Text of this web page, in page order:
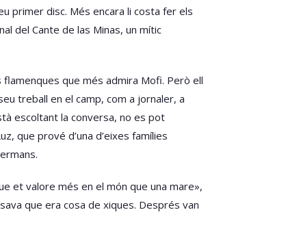
primer disc. Més encara li costa fer els
del Cante de las Minas, un mític
flamenques que més admira Mofi. Però ell
treball en el camp, com a jornaler, a
escoltant la conversa, no es pot
que prové d’una d’eixes famílies
et valore més en el món que una mare»,
que era cosa de xiques. Després van